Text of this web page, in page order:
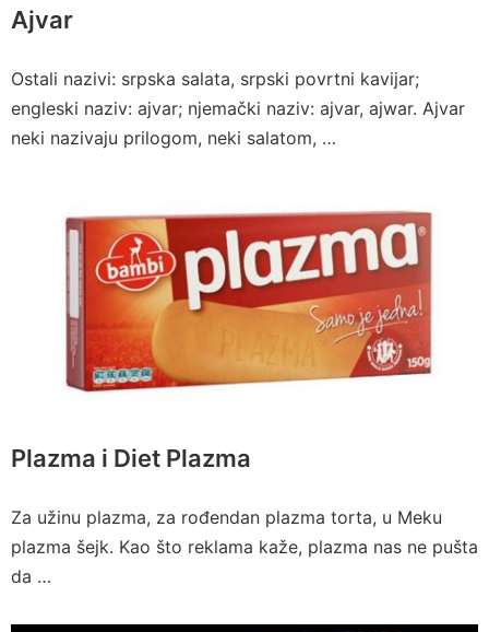
Ajvar
Ostali nazivi: srpska salata, srpski povrtni kavijar;
engleski naziv: ajvar; njemački naziv: ajvar, ajwar. Ajvar
neki nazivaju prilogom, neki salatom, …
Plazma i Diet Plazma
Za užinu plazma, za rođendan plazma torta, u Meku
plazma šejk. Kao što reklama kaže, plazma nas ne pušta
da …